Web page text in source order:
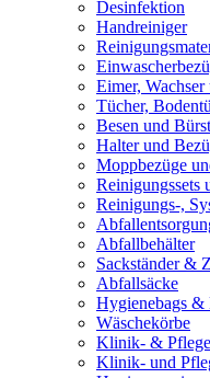
Desinfektion
Handreiniger
Eimer,
Tücher,
Besen und
Halter und
Moppbezüge
Reinigungssets
Reinigungs-,
Abfallbehälter
Sackständer &
Abfallsäcke
Hygienebags &
Wäschekörbe
Klinik- &
Klinik- und